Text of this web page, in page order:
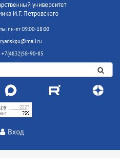
университет
И.Г. Петровского
пн-пт 09:00-18:00
+7(4832)58-90-85
Вход